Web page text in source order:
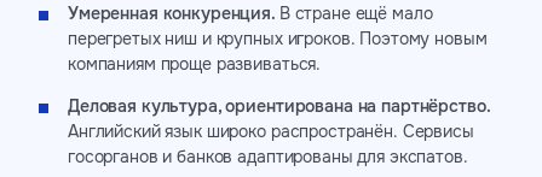
Умеренная конкуренция. В стране ещё мало
перегретых ниш и крупных игроков. Поэтому новым
компаниям проще развиваться.
Деловая культура, ориентирована на партнёрство.
Английский язык широко распространён. Сервисы
госорганов и банков адаптированы для экспатов.